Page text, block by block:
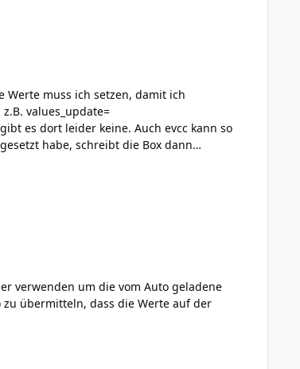
values_update=